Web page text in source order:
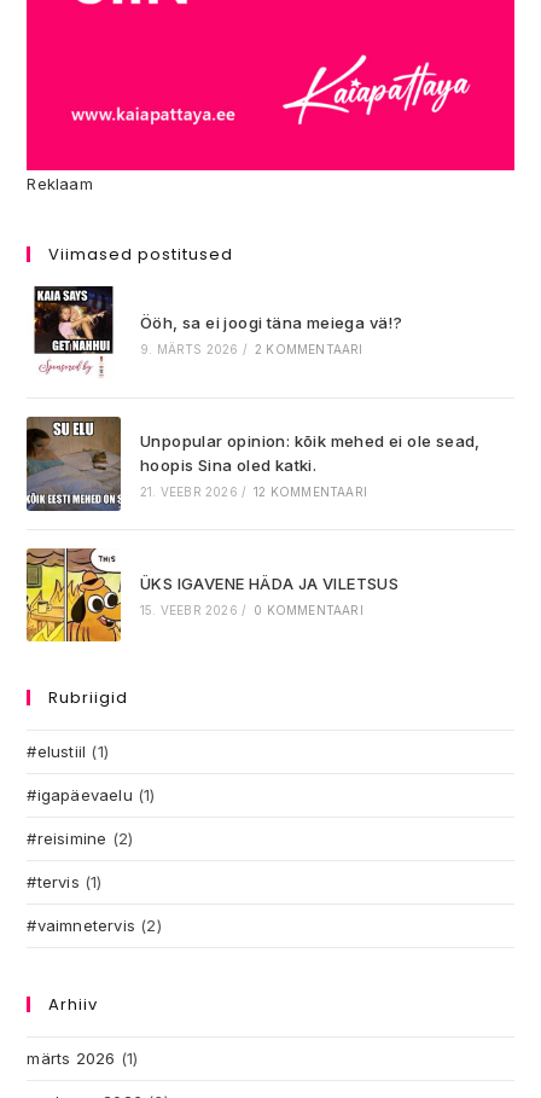
Reklaam
Viimased postitused
Ööh, sa ei joogi täna meiega vä!?
9. MÄRTS 2026 / 2 KOMMENTAARI
Unpopular opinion: kõik mehed ei ole sead,
hoopis Sina oled katki.
21. VEEBR 2026 / 12 KOMMENTAARI
ÜKS IGAVENE HÄDA JA VILETSUS
15. VEEBR 2026 / 0 KOMMENTAARI
Rubriigid
#elustiil (1)
#igapäevaelu (1)
#reisimine (2)
#tervis (1)
#vaimnetervis (2)
Arhiiv
märts 2026 (1)